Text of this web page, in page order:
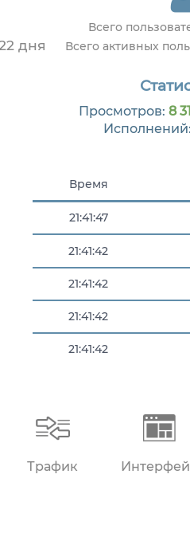
дня
Всего
Всего активных
Просмотров: 8
Время
21:41:47
21:41:42
21:41:42
21:41:42
21:41:42
Трафик